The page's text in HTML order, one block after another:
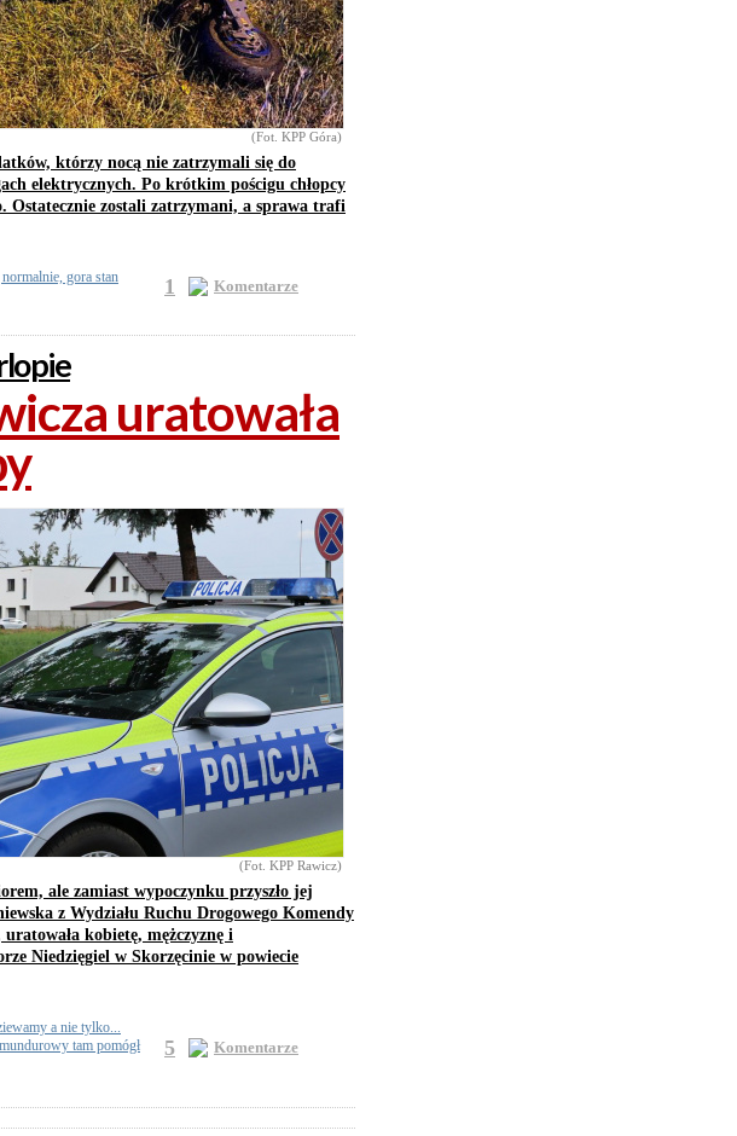
(Fot. KPP Góra)
którzy nocą nie zatrzymali się do
elektrycznych. Po krótkim pościgu chłopcy
Ostatecznie zostali zatrzymani, a sprawa trafi
gora stan 1 Komentarze
uratowała
(Fot. KPP Rawicz)
ale zamiast wypoczynku przyszło jej
z Wydziału Ruchu Drogowego Komendy
kobietę, mężczyznę i
Niedzięgiel w Skorzęcinie w powiecie
a nie tylko...
tam pomógł
5 Komentarze